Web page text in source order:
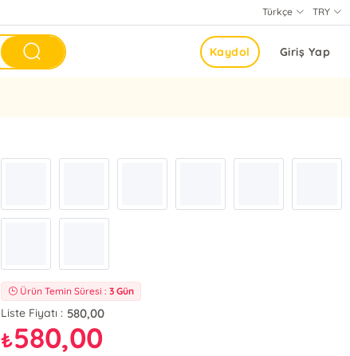
TRY
Türkçe
Giriş Yap
Kaydol
Ürün Temin Süresi :3 Gün
Liste Fiyatı : 580,00
₺580,00